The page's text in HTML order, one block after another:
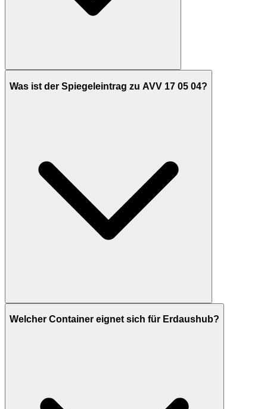
Was ist der Spiegeleintrag zu AVV 17 05 04?
Welcher Container eignet sich für Erdaushub?